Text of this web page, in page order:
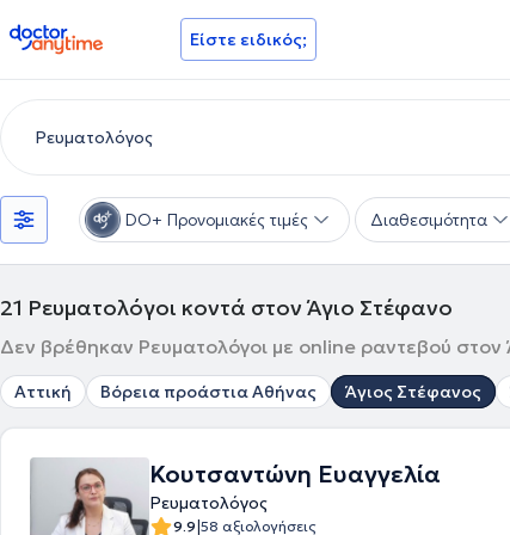
doctoranytime Είστε ειδικός;
DO+ Προνομιακές τιμές Διαθεσιμότητα
21 Ρευματολόγοι κοντά στον Άγιο Στέφανο
Δεν βρέθηκαν Ρευματολόγοι με online ραντεβού στον
Αττική Βόρεια προάστια Αθήνας Άγιος Στέφανος
Κουτσαντώνη Ευαγγελία
Ρευματολόγος
9.9|58 αξιολογήσεις